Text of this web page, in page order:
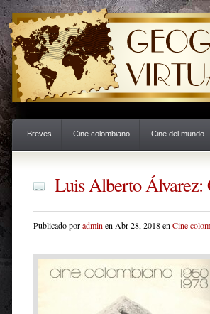
Breves Cine colombiano Cine del mundo
Luis Alberto Álvarez:
Publicado poradmin en Abr 28, 2018 en Cine